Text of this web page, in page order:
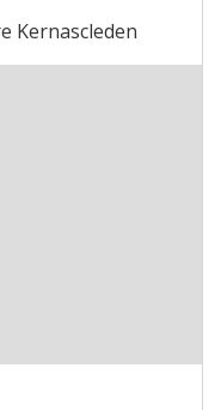
Kernascleden